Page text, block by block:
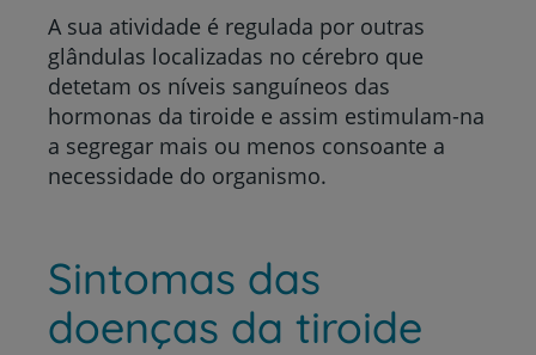
A sua atividade é regulada por outras
glândulas localizadas no cérebro que
detetam os níveis sanguíneos das
hormonas da tiroide e assim estimulam-na
a segregar mais ou menos consoante a
necessidade do organismo.
Sintomas das
doenças da tiroide